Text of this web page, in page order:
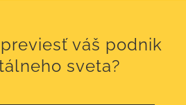
váš podnik
sveta?